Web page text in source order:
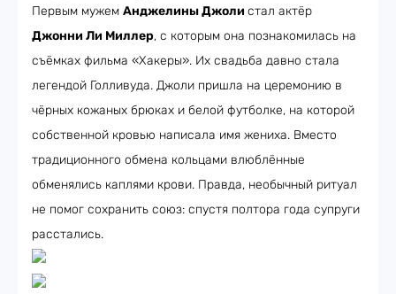
Первым мужем Анджелины Джоли стал актёр
Джонни Ли Миллер, с которым она познакомилась на
съёмках фильма «Хакеры». Их свадьба давно стала
легендой Голливуда. Джоли пришла на церемонию в
чёрных кожаных брюках и белой футболке, на которой
собственной кровью написала имя жениха. Вместо
традиционного обмена кольцами влюблённые
обменялись каплями крови. Правда, необычный ритуал
не помог сохранить союз: спустя полтора года супруги
расстались.